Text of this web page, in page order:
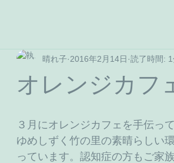
オレンジカフ
晴れ子 2016年2月14日 読了時間: 1
３月にオレンジカフェを手伝っ
ゆめしずく竹の里の素晴らしい
っています。認知症の方もご家